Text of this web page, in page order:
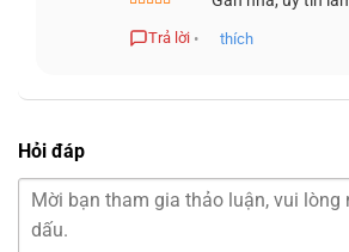
CARD ĐỒ HỌA INTEL IRIS XE
Thinkpad P14s Gen 4 (2023) được
Intel Iris Xe Graphics, đánh dấu một
hạng55 sao
Trả lời • thích
Hỏi đáp